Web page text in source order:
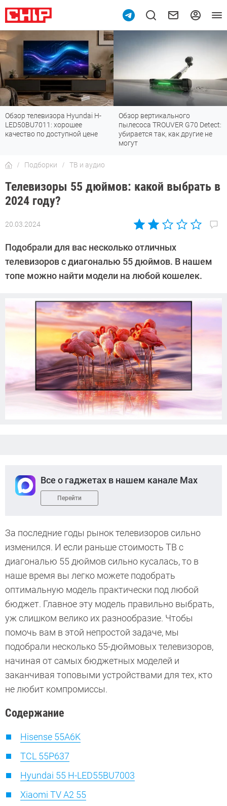
Hyundai H-
хорошее
по доступной цене
Обзор вертикального
пылесоса TROUVER G70 Detect:
убирается так, как другие не
Fi 7:
Подборки ТВ и аудио
Телевизоры 55 дюймов: какой выбрать в
2024 году?
20.03.2024
Автор:
Иванов
Подобрали для вас несколько отличных
телевизоров с диагональю 55 дюймов. В нашем
топе можно найти модели на любой кошелек.
Все о гаджетах в нашем канале Max
Перейти
За последние годы рынок телевизоров сильно
изменился. И если раньше стоимость ТВ с
диагональю 55 дюймов сильно кусалась, то в
наше время вы легко можете подобрать
оптимальную модель практически под любой
бюджет. Главное эту модель правильно выбрать,
уж слишком велико их разнообразие. Чтобы
помочь вам в этой непростой задаче, мы
подобрали несколько 55-дюймовых телевизоров,
начиная от самых бюджетных моделей и
заканчивая топовыми устройствами для тех, кто
не любит компромиссы.
Содержание
Hisense 55A6K
TCL 55P637
Hyundai 55 H-LED55BU7003
Xiaomi TV A2 55